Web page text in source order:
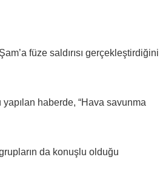
füze saldırısı gerçekleştirdiğini
haberde, “Hava savunma
da konuşlu olduğu